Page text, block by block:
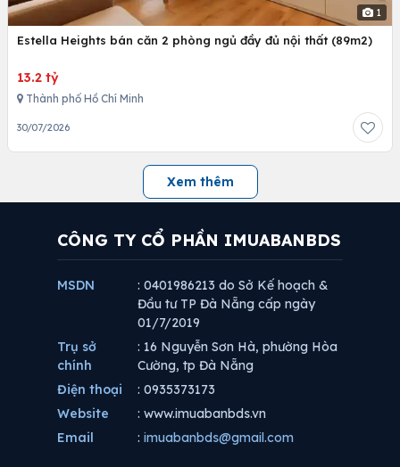
1
Estella Heights bán căn 2 phòng ngủ đầy đủ nội thất (89m2)
13.2 tỷ
Thành phố Hồ Chí Minh
30/07/2026
Xem thêm
CÔNG TY CỔ PHẦN IMUABANBDS
MSDN
: 0401986213 do Sở Kế hoạch &
Đầu tư TP Đà Nẵng cấp ngày
01/7/2019
Trụ sở
chính
: 16 Nguyễn Sơn Hà, phường Hòa
Cường, tp Đà Nẵng
Điện thoại
: 0935373173
Website
: www.imuabanbds.vn
Email
: imuabanbds@gmail.com